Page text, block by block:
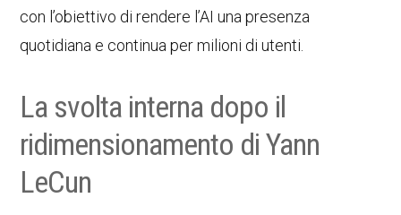
con l’obiettivo di rendere l’AI una presenza
quotidiana e continua per milioni di utenti.
La svolta interna dopo il
ridimensionamento di Yann
LeCun